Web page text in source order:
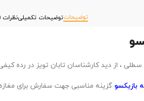
توضیحاتتوضیحات تکمیلینظرات
بازیکسو گزینه مناسبی جهت سفارش برای